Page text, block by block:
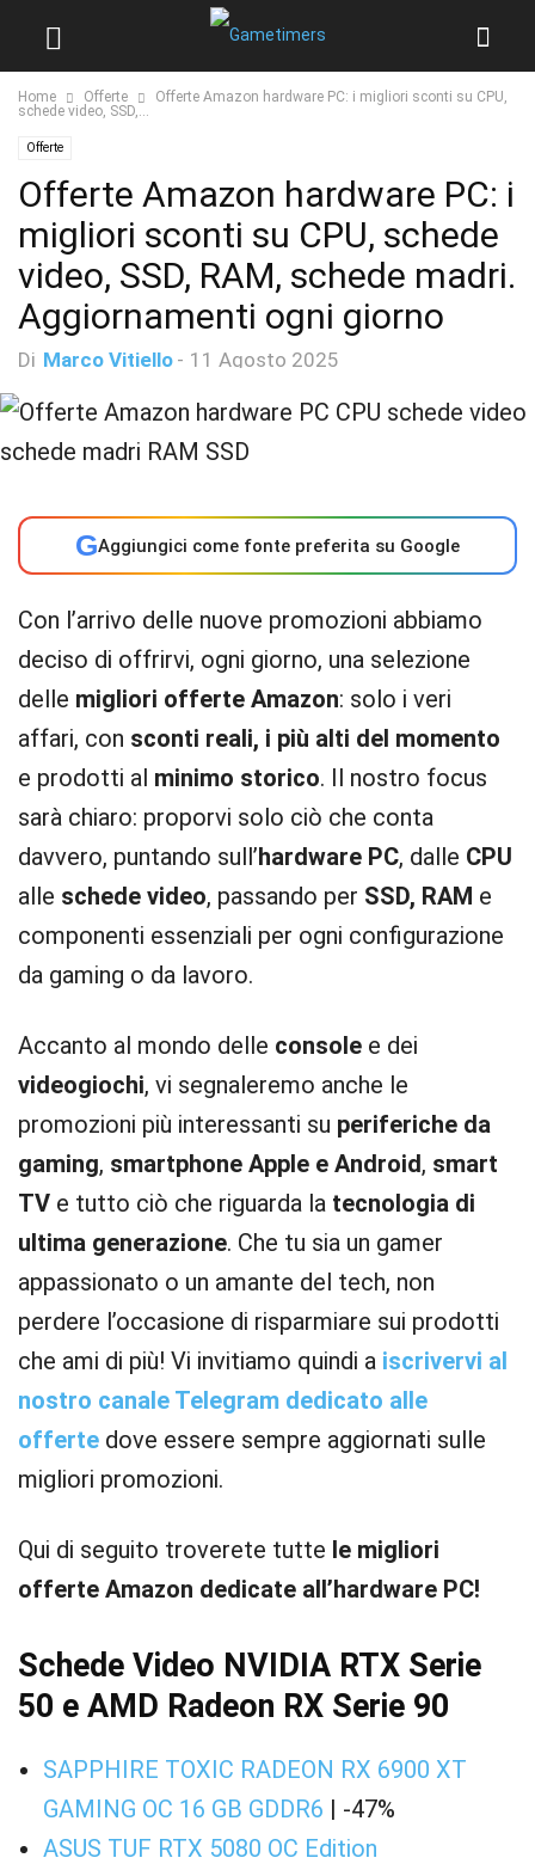
Home Offerte
Offerte Amazon hardware PC: i migliori sconti su CPU,
schede video, SSD,...
Offerte
Offerte Amazon hardware PC: i
migliori sconti su CPU, schede
video, SSD, RAM, schede madri.
Aggiornamenti ogni giorno
Di Marco Vitiello - 11 Agosto 2025
GAggiungici come fonte preferita su Google
Con l’arrivo delle nuove promozioni abbiamo
deciso di offrirvi, ogni giorno, una selezione
delle migliori offerte Amazon: solo i veri
affari, con sconti reali, i più alti del momento
e prodotti al minimo storico. Il nostro focus
sarà chiaro: proporvi solo ciò che conta
davvero, puntando sull’hardware PC, dalle CPU
alle schede video, passando per SSD, RAM e
componenti essenziali per ogni configurazione
da gaming o da lavoro.
Accanto al mondo delle console e dei
videogiochi, vi segnaleremo anche le
promozioni più interessanti su periferiche da
gaming, smartphone Apple e Android, smart
TV e tutto ciò che riguarda la tecnologia di
ultima generazione. Che tu sia un gamer
appassionato o un amante del tech, non
perdere l’occasione di risparmiare sui prodotti
che ami di più! Vi invitiamo quindi a iscrivervi al
nostro canale Telegram dedicato alle
offerte dove essere sempre aggiornati sulle
migliori promozioni.
Qui di seguito troverete tutte le migliori
offerte Amazon dedicate all’hardware PC!
Schede Video NVIDIA RTX Serie
50 e AMD Radeon RX Serie 90
SAPPHIRE TOXIC RADEON RX 6900 XT
GAMING OC 16 GB GDDR6 | -47%
ASUS TUF RTX 5080 OC Edition